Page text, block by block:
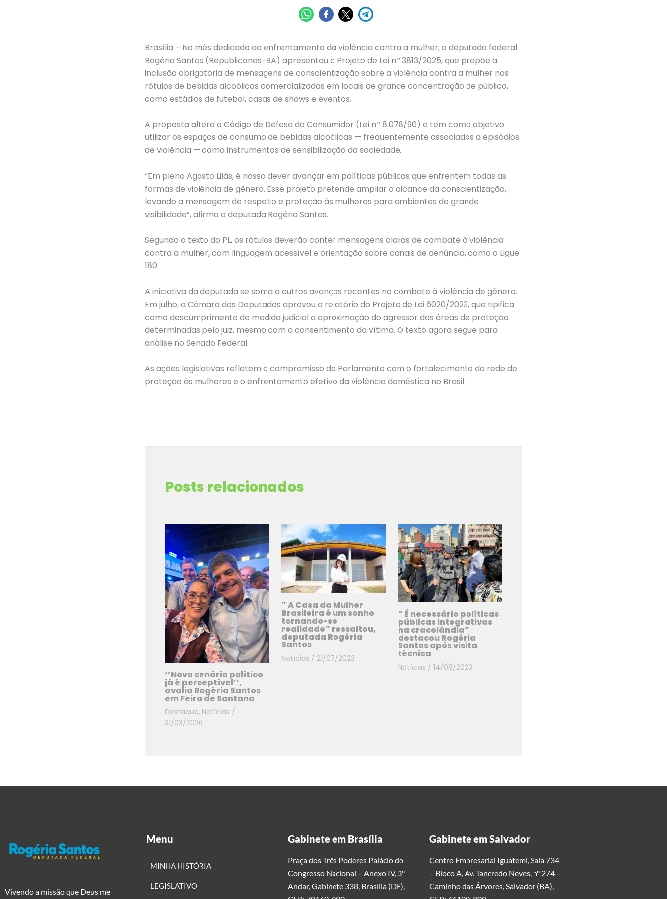
Brasília – No mês dedicado ao enfrentamento da violência contra a mulher, a deputada federal
Rogéria Santos (Republicanos-BA) apresentou o Projeto de Lei nº 3813/2025, que propõe a
inclusão obrigatória de mensagens de conscientização sobre a violência contra a mulher nos
rótulos de bebidas alcoólicas comercializadas em locais de grande concentração de público,
como estádios de futebol, casas de shows e eventos.
A proposta altera o Código de Defesa do Consumidor (Lei nº 8.078/90) e tem como objetivo
utilizar os espaços de consumo de bebidas alcoólicas — frequentemente associados a episódios
de violência — como instrumentos de sensibilização da sociedade.
“Em pleno Agosto Lilás, é nosso dever avançar em políticas públicas que enfrentem todas as
formas de violência de gênero. Esse projeto pretende ampliar o alcance da conscientização,
levando a mensagem de respeito e proteção às mulheres para ambientes de grande
visibilidade”, afirma a deputada Rogéria Santos.
Segundo o texto do PL, os rótulos deverão conter mensagens claras de combate à violência
contra a mulher, com linguagem acessível e orientação sobre canais de denúncia, como o Ligue
180.
A iniciativa da deputada se soma a outros avanços recentes no combate à violência de gênero.
Em julho, a Câmara dos Deputados aprovou o relatório do Projeto de Lei 6020/2023, que tipifica
como descumprimento de medida judicial a aproximação do agressor das áreas de proteção
determinadas pelo juiz, mesmo com o consentimento da vítima. O texto agora segue para
análise no Senado Federal.
As ações legislativas refletem o compromisso do Parlamento com o fortalecimento da rede de
proteção às mulheres e o enfrentamento efetivo da violência doméstica no Brasil.
Posts relacionados
‘’Novo cenário político
já é perceptível’’,
avalia Rogéria Santos
em Feira de Santana
Destaque, Notícias /
31/03/2026
” A Casa da Mulher
Brasileira é um sonho
tornando-se
realidade” ressaltou,
deputada Rogéria
Santos
Notícias / 21/07/2023
” É necessário políticas
públicas integrativas
na cracolândia”
destacou Rogéria
Santos após visita
técnica
Notícias / 14/08/2023
Vivendo a missão que Deus me
Menu
MINHA HISTÓRIA
LEGISLATIVO
Gabinete em Brasília
Praça dos Três Poderes Palácio do
Congresso Nacional – Anexo IV, 3º
Andar, Gabinete 338, Brasília (DF),
Gabinete em Salvador
Centro Empresarial Iguatemi, Sala 734
– Bloco A, Av. Tancredo Neves, n° 274 –
Caminho das Árvores, Salvador (BA),